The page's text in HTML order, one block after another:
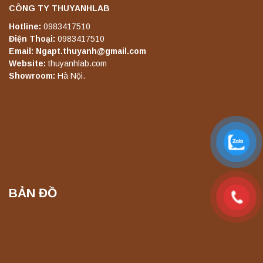
nghiệm
Máy ly tâm tốc độ thấp để bàn TD5Z
Yonglekang – Thiết bị ly tâm phòng thí
nghiệm
Máy ly tâm tốc độ cao để bàn YTG16G
Yonglekang – Thiết bị ly tâm phòng thí
Máy ly tâm tốc độ cao để bàn YTG16B
Yonglekang – Thiết bị ly tâm phòng thí
CÔNG TY THUYANHLAB
Hotline: 0983417510
Điện Thoại: 0983417510
Email: Ngapt.thuyanh@gmail.com
Website: thuyanhlab.com
Showroom: Hà Nội.
BẢN ĐỒ